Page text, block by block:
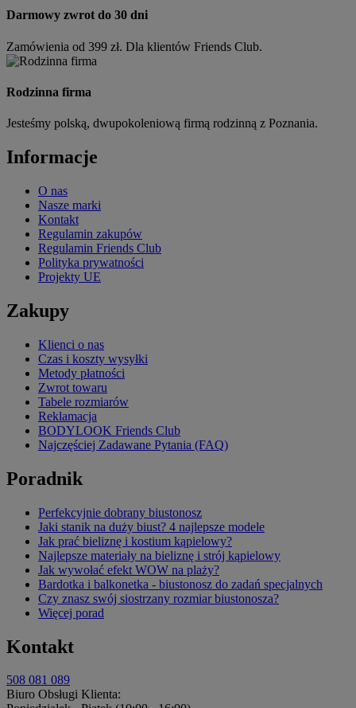
Darmowy zwrot do 30 dni
Zamówienia od 399 zł. Dla klientów Friends Club.
Rodzinna firma
Jesteśmy polską, dwupokoleniową firmą rodzinną z Poznania.
Informacje
O nas
Nasze marki
Kontakt
Regulamin zakupów
Regulamin Friends Club
Polityka prywatności
Projekty UE
Zakupy
Klienci o nas
Czas i koszty wysyłki
Metody płatności
Zwrot towaru
Tabele rozmiarów
Reklamacja
BODYLOOK Friends Club
Najczęściej Zadawane Pytania (FAQ)
Poradnik
Perfekcyjnie dobrany biustonosz
Jaki stanik na duży biust? 4 najlepsze modele
Jak prać bieliznę i kostium kąpielowy?
Najlepsze materiały na bieliznę i strój kąpielowy
Jak wywołać efekt WOW na plaży?
Bardotka i balkonetka - biustonosz do zadań specjalnych
Czy znasz swój siostrzany rozmiar biustonosza?
Więcej porad
Kontakt
508 081 089
Biuro Obsługi Klienta: